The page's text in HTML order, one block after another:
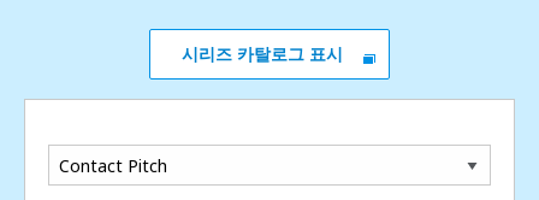
시리즈 카탈로그 표시
Contact Pitch